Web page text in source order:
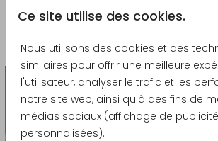
Ce site utilise des cookies.
Nous utilisons des cookies et des
similaires pour offrir une meilleure
l'utilisateur, analyser le trafic et les
notre site web, ainsi qu'à des fins de
médias sociaux (affichage de
personnalisées).
La papeterie assortie
Autocollant